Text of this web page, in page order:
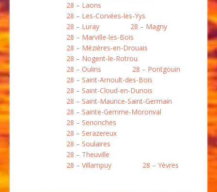
28 – Laons
28 – Les-Corvées-les-Yys
28 – Luray
28 – Magny
28 – Marville-les-Bois
28 – Mézières-en-Drouais
28 – Nogent-le-Rotrou
28 – Oulins
28 – Pontgouin
28 – Saint-Arnoult-des-Bois
28 – Saint-Cloud-en-Dunois
28 – Saint-Maurice-Saint-Germain
28 – Sainte-Gemme-Moronval
28 – Senonches
28 – Serazereux
28 – Soulaires
28 – Theuville
28 – Villampuy
28 – Yèvres